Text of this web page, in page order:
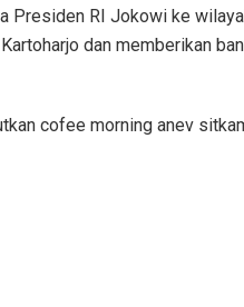
Presiden RI Jokowi ke
dan memberikan
cofee morning anev